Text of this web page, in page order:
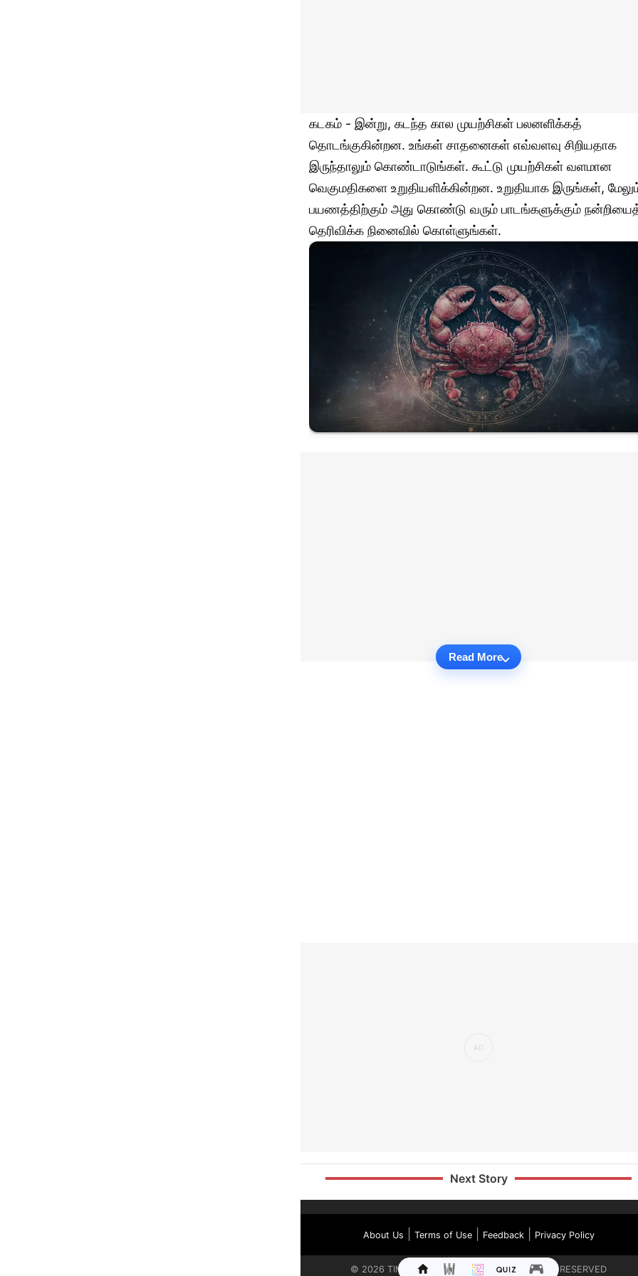
கடகம் - இன்று, கடந்த கால முயற்சிகள் பலனளிக்கத்
தொடங்குகின்றன. உங்கள் சாதனைகள் எவ்வளவு சிறியதாக
இருந்தாலும் கொண்டாடுங்கள். கூட்டு முயற்சிகள் வளமான
வெகுமதிகளை உறுதியளிக்கின்றன. உறுதியாக இருங்கள்,
பயணத்திற்கும் அது கொண்டு வரும் பாடங்களுக்கும்
தெரிவிக்க நினைவில் கொள்ளுங்கள்.
Read More
Next Story
About Us Terms of Use| Feedback| Privacy Policy
© 2026 TIMES INTERNET LIMITED. ALL RIGHTS RESERVED